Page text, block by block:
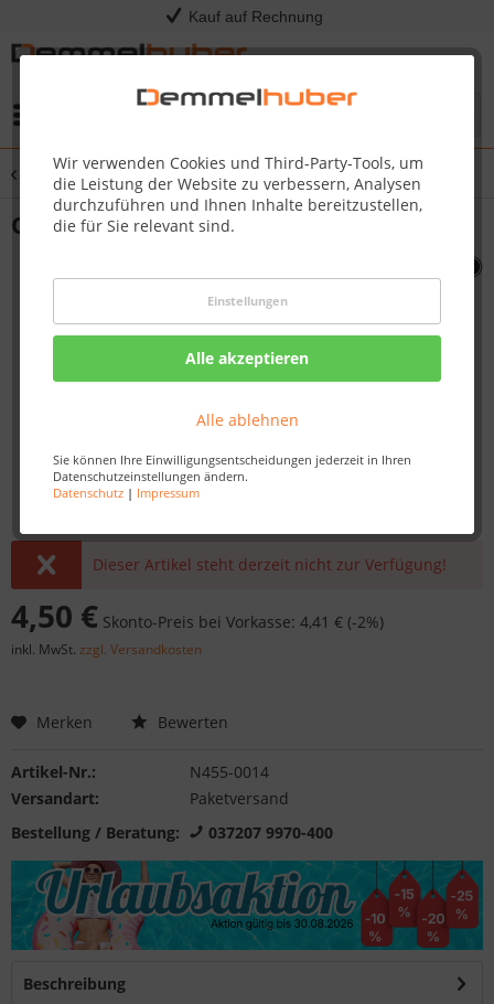
Kauf auf Rechnung
Wir verwenden Cookies und Third-Party-Tools, um
die Leistung der Website zu verbessern, Analysen
durchzuführen und Ihnen Inhalte bereitzustellen,
die für Sie relevant sind.
Einstellungen
Alle akzeptieren
Alle ablehnen
Sie können Ihre Einwilligungsentscheidungen jederzeit in Ihren
Datenschutzeinstellungen ändern.
Datenschutz| Impressum
Übersicht Sonstige Ersatzteile
ORIFICE 64 SPUD BLACK #N455-0014
Dieser Artikel steht derzeit nicht zur Verfügung!
4,50 € Skonto-Preis bei Vorkasse: 4,41 € (-2%)
inkl. MwSt. zzgl. Versandkosten
Merken Bewerten
Artikel-Nr.:
N455-0014
Versandart:
Paketversand
Bestellung / Beratung:
037207 9970-400
Beschreibung